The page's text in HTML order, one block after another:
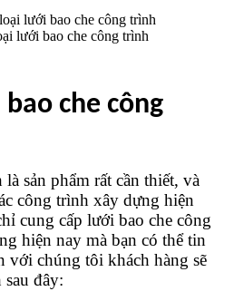
lưới bao che công trình
che công
sản phẩm rất cần thiết, và
công trình xây dựng hiện
cung cấp lưới bao che công
hiện nay mà bạn có thể tin
với chúng tôi khách hàng sẽ
đây: